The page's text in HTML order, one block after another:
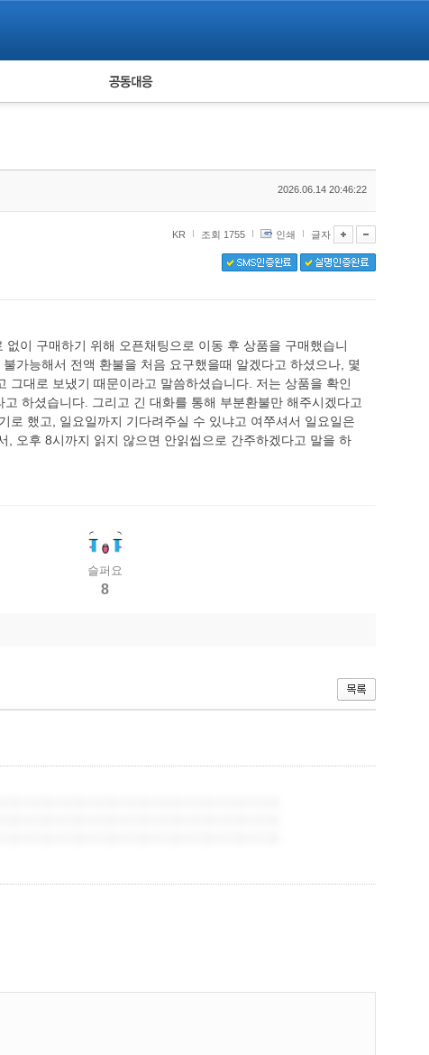
계 피해자 공동대응
2026.06.14 20:46:22
KR 조회 1755 인쇄 글자
이 구매하기 위해 오픈채팅으로 이동 후 상품을 구매했습니
가능해서 전액 환불을 처음 요구했을때 알겠다고 하셨으나, 몇
대로 보냈기 때문이라고 말씀하셨습니다. 저는 상품을 확인
하셨습니다. 그리고 긴 대화를 통해 부분환불만 해주시겠다고
했고, 일요일까지 기다려주실 수 있냐고 여쭈셔서 일요일은
오후 8시까지 읽지 않으면 안읽씹으로 간주하겠다고 말을 하
슬퍼요
8